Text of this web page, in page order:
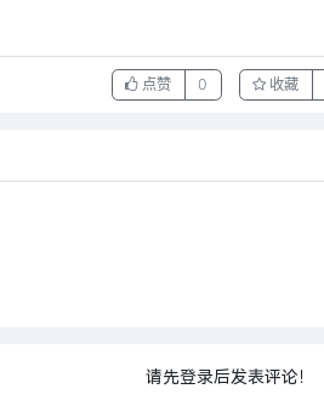
点赞 0 收藏
请先登录后发表评论！